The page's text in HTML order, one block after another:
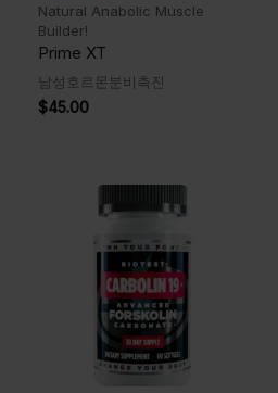
Natural Anabolic Muscle
Builder!
Prime XT
남성호르몬분비촉진
$45.00